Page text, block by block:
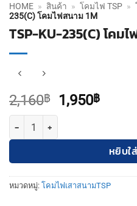
HOME » สินค้า » โคมไฟ TSP »
235(C) โคมไฟสนาม 1M
TSP-KU-235(C) โคมไ
2,160฿
Original
2,160฿.
1,950฿
จำนวน TSP-KU-235(C) โคมไฟสน
หยิบใ
หมวดหมู่: โคมไฟเสาสนามTSP